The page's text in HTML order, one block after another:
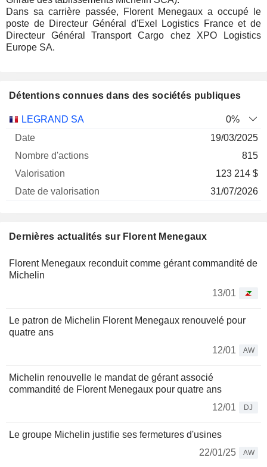
Dans sa carrière passée, Florent Menegaux a occupé le
poste de Directeur Général d'Exel Logistics France et de
Directeur Général Transport Cargo chez XPO Logistics
Europe SA.
Détentions connues dans des sociétés publiques
Nombre
LEGRAND SA
0%
19/03/2025
815
123 214 $
31/07/2026
Dernières actualités sur Florent Menegaux
Florent Menegaux reconduit comme gérant commandité de
Michelin
13/01
Le patron de Michelin Florent Menegaux renouvelé pour
quatre ans
12/01
AW
Michelin renouvelle le mandat de gérant associé
commandité de Florent Menegaux pour quatre ans
12/01
DJ
Le groupe Michelin justifie ses fermetures d'usines
22/01/25
AW